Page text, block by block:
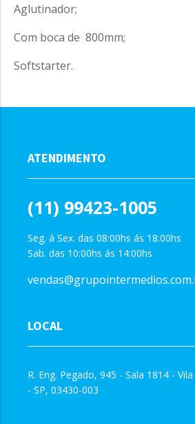
Aglutinador;
Com boca de 800mm;
Softstarter.
ATENDIMENTO
(11) 99423-1005
Seg. á Sex. das 08:00hs ás 18:00hs
Sab. das 10:00hs ás 14:00hs
LOCAL
R. Eng. Pegado, 945 - Sala 1814 -
- SP, 03430-003